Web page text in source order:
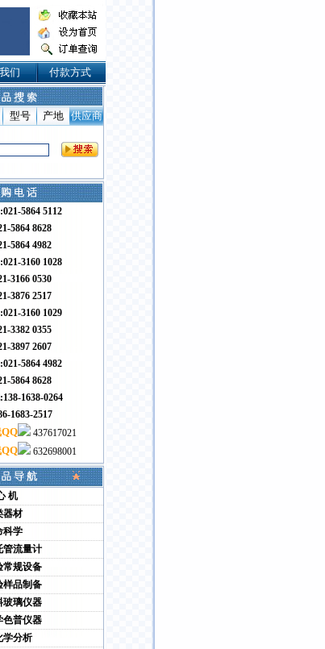
们 付款方式
型号 产地 供应商
5864 5112
5864 8628
5864 4982
3160 1028
3166 0530
3876 2517
3160 1029
3382 0355
3897 2607
5864 4982
5864 8628
1638-0264
1683-2517
437617021
632698001
机
器材
科学
管流量计
常规设备
样品制备
玻璃仪器
色普仪器
学分析